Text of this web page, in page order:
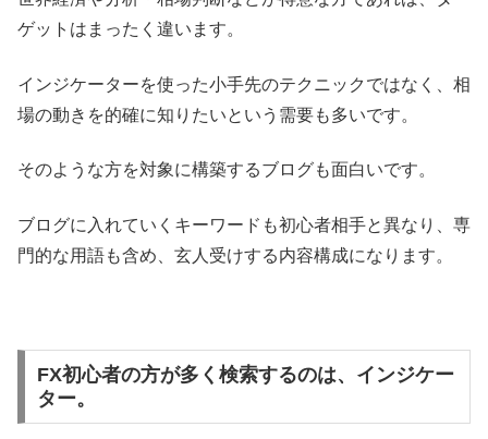
ゲットはまったく違います。
インジケーターを使った小手先のテクニックではなく、相
場の動きを的確に知りたいという需要も多いです。
そのような方を対象に構築するブログも面白いです。
ブログに入れていくキーワードも初心者相手と異なり、専
門的な用語も含め、玄人受けする内容構成になります。
FX初心者の方が多く検索するのは、インジケー
ター。